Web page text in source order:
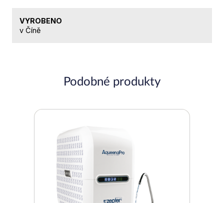
VYROBENO
v Číně
Podobné produkty